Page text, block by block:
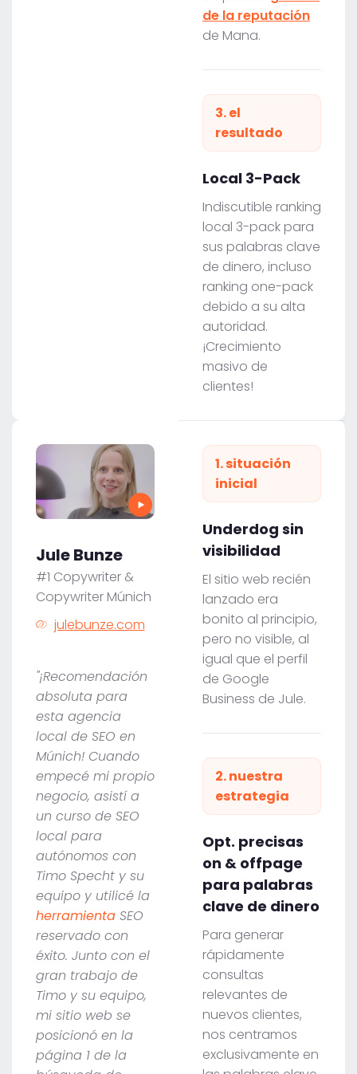
de la reputación
de Mana.
3. el
resultado
Local 3-Pack
Indiscutible ranking
local 3-pack para
sus palabras clave
de dinero, incluso
ranking one-pack
debido a su alta
autoridad.
¡Crecimiento
masivo de
clientes!
Jule Bunze
#1 Copywriter &
Copywriter Múnich
julebunze.com
"¡Recomendación
absoluta para
esta agencia
local de SEO en
Múnich! Cuando
empecé mi propio
negocio, asistí a
un curso de SEO
local para
autónomos con
Timo Specht y su
equipo y utilicé la
herramienta SEO
reservado con
éxito. Junto con el
gran trabajo de
Timo y su equipo,
mi sitio web se
posicionó en la
página 1 de la
1. situación
inicial
Underdog sin
visibilidad
El sitio web recién
lanzado era
bonito al principio,
pero no visible, al
igual que el perfil
de Google
Business de Jule.
2. nuestra
estrategia
Opt. precisas
on & offpage
para palabras
clave de dinero
Para generar
rápidamente
consultas
relevantes de
nuevos clientes,
nos centramos
exclusivamente en